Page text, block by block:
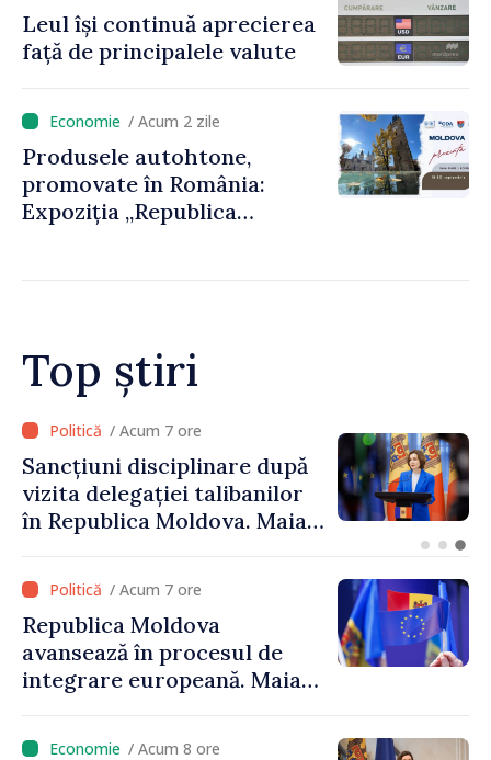
Leul își continuă aprecierea
față de principalele valute
/ Acum 2 zile
Produsele autohtone,
promovate în România:
Expoziția „Republica
Top știri
/ Acum 5 ore
Adunarea Populară a
Găgăuziei trebuie să aibă un
mandat deplin. Președinta
/ Acum 7 ore
Republica Moldova
avansează în procesul de
integrare europeană. Maia
niciun stat”
/ Acum 8 ore